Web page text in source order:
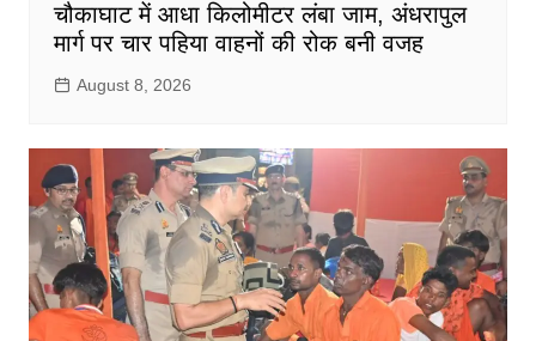
चौकाघाट में आधा किलोमीटर लंबा जाम, अंधरापुल
मार्ग पर चार पहिया वाहनों की रोक बनी वजह
August 8, 2026